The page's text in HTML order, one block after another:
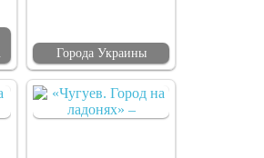
Города Украины